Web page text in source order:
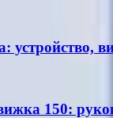
устройство,
150: